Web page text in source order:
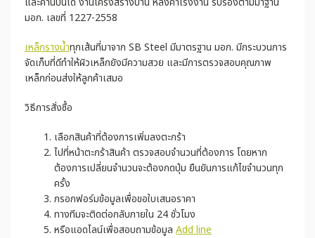
มอก. เลขที่ 1227-2558
เหล็กรางน้ำทุกเส้นที่มาจาก SB Steel มีมาตรฐาน มอก. มีกระบวนการ
จัดเก็บที่ดีทำให้ผิวเหล็กยังมีความสวย และมีการตรวจสอบคุณภาพ
เหล็กก่อนส่งให้ลูกค้าเสมอ
วิธีการสั่งซื้อ
เลือกสินค้าที่ต้องการเพิ่มลงตะกร้า
ไปที่หน้าตะกร้าสินค้า ตรวจสอบจำนวนที่ต้องการ โดยหาก
ต้องการเปลี่ยนจำนวนจะต้องกดปุ่ม ยืนยันการแก้ไขจำนวนทุก
ครั้ง
กรอกฟอร์มข้อมูลเพื่อขอใบเสนอราคา
ทางทีมจะติดต่อกลับภายใน 24 ชั่วโมง
หรือแอดไลน์เพื่อสอบถามข้อมูล Add line